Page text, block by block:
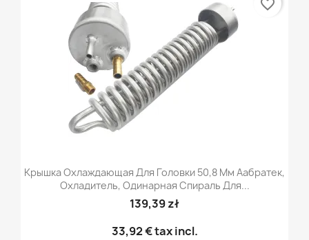
Крышка Охлаждающая Для Головки 50,8 Мм Аабратек,
Охладитель, Одинарная Спираль Для...
139,39 zł
33,92 €tax incl.
favorite_border